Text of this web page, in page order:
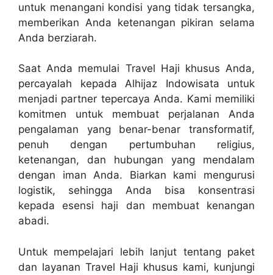
untuk menangani kondisi yang tidak tersangka,
memberikan Anda ketenangan pikiran selama
Anda berziarah.
Saat Anda memulai Travel Haji khusus Anda,
percayalah kepada Alhijaz Indowisata untuk
menjadi partner tepercaya Anda. Kami memiliki
komitmen untuk membuat perjalanan Anda
pengalaman yang benar-benar transformatif,
penuh dengan pertumbuhan religius,
ketenangan, dan hubungan yang mendalam
dengan iman Anda. Biarkan kami mengurusi
logistik, sehingga Anda bisa konsentrasi
kepada esensi haji dan membuat kenangan
abadi.
Untuk mempelajari lebih lanjut tentang paket
dan layanan Travel Haji khusus kami, kunjungi